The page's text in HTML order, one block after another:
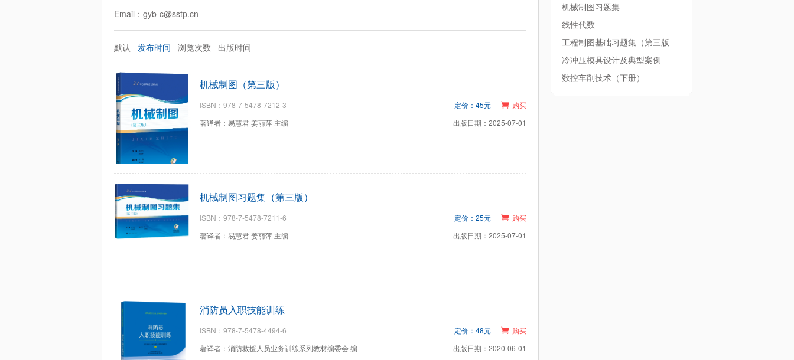
Email：gyb-c@sstp.cn
默认 发布时间 浏览次数 出版时间
机械制图（第三版）
购买
定价：45元
ISBN：978-7-5478-7212-3
著译者：易慧君 姜丽萍 主编
出版日期：2025-07-01
机械制图习题集（第三版）
购买
定价：25元
ISBN：978-7-5478-7211-6
著译者：易慧君 姜丽萍 主编
出版日期：2025-07-01
消防员入职技能训练
购买
定价：48元
ISBN：978-7-5478-4494-6
著译者：消防救援人员业务训练系列教材编委会 编
出版日期：2020-06-01
机械制图习题集
线性代数
工程制图基础习题集（第三版
冷冲压模具设计及典型案例
数控车削技术（下册）